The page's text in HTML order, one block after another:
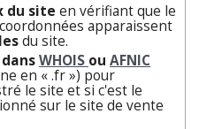
du site en vérifiant que le
apparaissent
du site.
WHOIS ou AFNIC
en « .fr ») pour
le site et si c'est le
sur le site de vente